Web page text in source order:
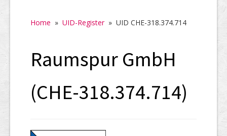
Neugründungen
UID-Register
Home » UID-Register» UID CHE-318.374.714
Raumspur GmbH
(CHE-318.374.714)